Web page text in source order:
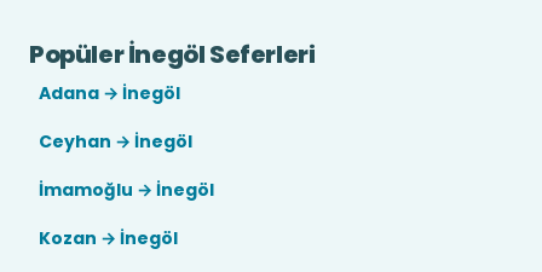
Popüler İnegöl Seferleri
Adana → İnegöl
Ceyhan → İnegöl
İmamoğlu → İnegöl
Kozan → İnegöl